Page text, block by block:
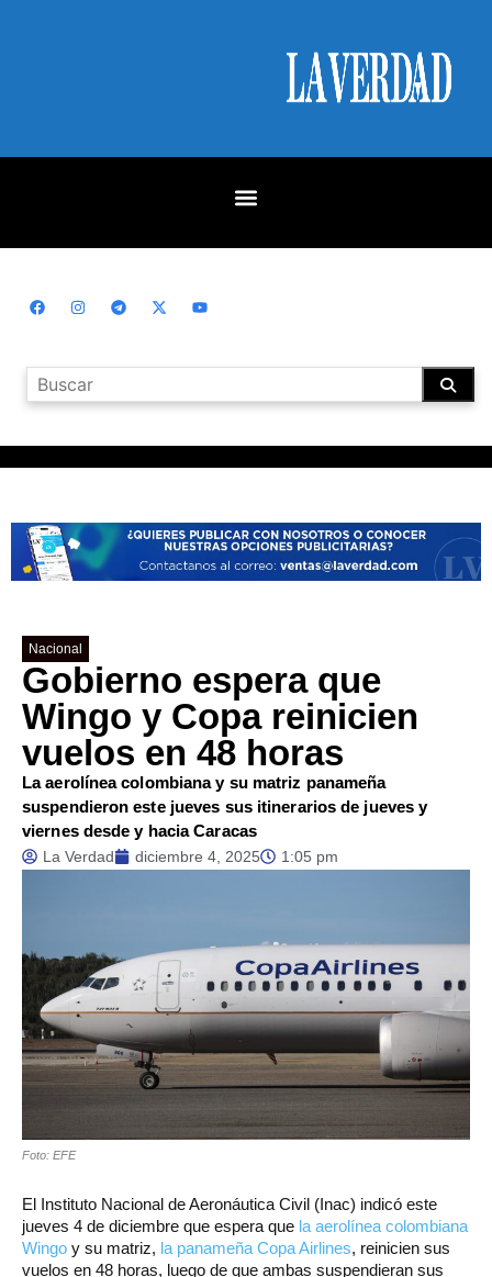
Nacional
Gobierno espera que
Wingo y Copa reinicien
vuelos en 48 horas
La aerolínea colombiana y su matriz panameña
suspendieron este jueves sus itinerarios de jueves y
viernes desde y hacia Caracas
La Verdad diciembre 4, 2025 1:05 pm
Foto: EFE
El Instituto Nacional de Aeronáutica Civil (Inac) indicó este
jueves 4 de diciembre que espera que la aerolínea colombiana
Wingo y su matriz, la panameña Copa Airlines, reinicien sus
vuelos en 48 horas, luego de que ambas suspendieran sus